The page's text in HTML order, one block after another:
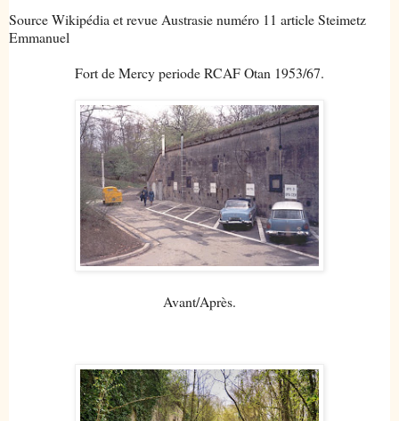
Source Wikipédia et revue Austrasie numéro 11 article Steimetz
Emmanuel
Fort de Mercy periode RCAF Otan 1953/67.
Avant/Après.